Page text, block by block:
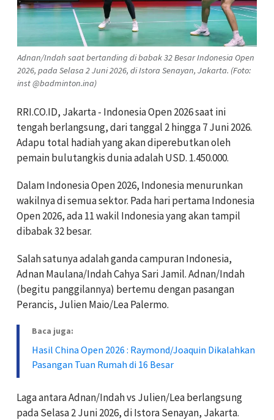
Adnan/Indah saat bertanding di babak 32 Besar Indonesia Open
2026, pada Selasa 2 Juni 2026, di Istora Senayan, Jakarta. (Foto:
inst @badminton.ina)
RRI.CO.ID, Jakarta - Indonesia Open 2026 saat ini
tengah berlangsung, dari tanggal 2 hingga 7 Juni 2026.
Adapu total hadiah yang akan diperebutkan oleh
pemain bulutangkis dunia adalah USD. 1.450.000.
Dalam Indonesia Open 2026, Indonesia menurunkan
wakilnya di semua sektor. Pada hari pertama Indonesia
Open 2026, ada 11 wakil Indonesia yang akan tampil
dibabak 32 besar.
Salah satunya adalah ganda campuran Indonesia,
Adnan Maulana/Indah Cahya Sari Jamil. Adnan/Indah
(begitu panggilannya) bertemu dengan pasangan
Perancis, Julien Maio/Lea Palermo.
Baca juga:
Hasil China Open 2026 : Raymond/Joaquin Dikalahkan
Pasangan Tuan Rumah di 16 Besar
Laga antara Adnan/Indah vs Julien/Lea berlangsung
pada Selasa 2 Juni 2026, di Istora Senayan, Jakarta.